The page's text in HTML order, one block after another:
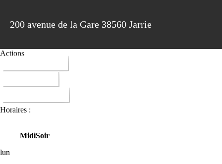
200 avenue de la Gare 38560 Jarrie
Actions
Horaires :
MidiSoir
lun